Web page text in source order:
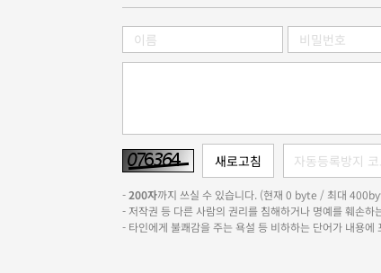
-200자까지 쓰실 수 있습니다. (현재 0 byte / 최대
- 저작권 등 다른 사람의 권리를 침해하거나 명예를 훼손
- 타인에게 불쾌감을 주는 욕설 등 비하하는 단어가 내용